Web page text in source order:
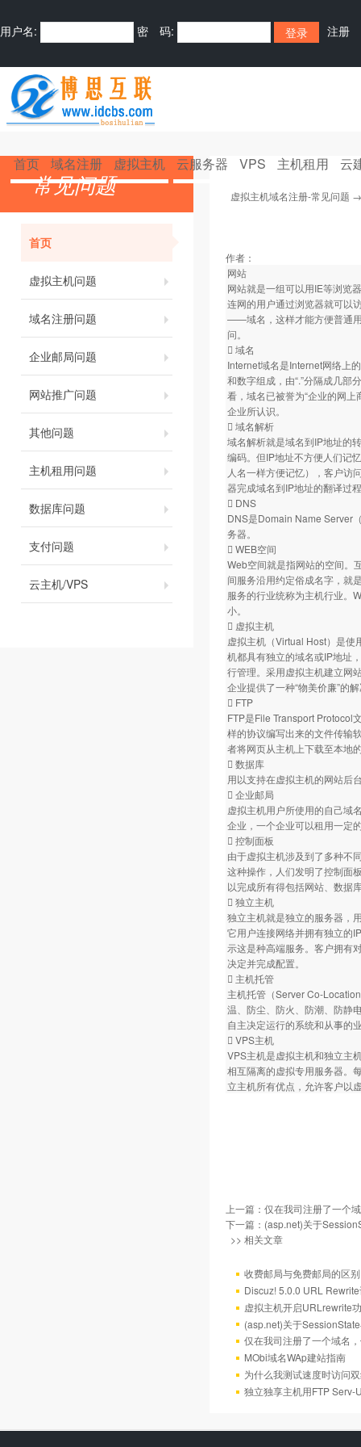
用户名: 密 码: 注册
首页 域名注册 虚拟主机 云服务器 VPS 主机租用 云
常见问题
首页
虚拟主机问题
域名注册问题
企业邮局问题
网站推广问题
其他问题
主机租用问题
数据库问题
支付问题
云主机/VPS
虚拟主机域名注册-常见问题
作者：
网站
网站就是一组可以用IE等浏览
连网的用户通过浏览器就可以
——域名，这样才能方便普通
问。
 域名
Internet域名是Internet网络上
和数字组成，由“.”分隔成几部
看，域名已被誉为“企业的网
企业所认识。
 域名解析
域名解析就是域名到IP地址的
编码。但IP地址不方便人们记
人名一样方便记忆），客户访
器完成域名到IP地址的翻译过
 DNS
DNS是Domain Name Server
务器。
 WEB空间
Web空间就是指网站的空间。
间服务沿用约定俗成名字，就
服务的行业统称为主机行业。
小。
 虚拟主机
虚拟主机（Virtual Host）是使
机都具有独立的域名或IP地址
行管理。采用虚拟主机建立网
企业提供了一种“物美价廉”的
 FTP
FTP是File Transport Protocol
样的协议编写出来的文件传输
者将网页从主机上下载至本地
 数据库
用以支持在虚拟主机的网站后
 企业邮局
虚拟主机用户所使用的自己域
企业，一个企业可以租用一定
 控制面板
由于虚拟主机涉及到了多种不
这种操作，人们发明了控制面
以完成所有得包括网站、数据
 独立主机
独立主机就是独立的服务器，
它用户连接网络并拥有独立的
示这是种高端服务。客户拥有
决定并完成配置。
 主机托管
主机托管（Server Co-
温、防尘、防火、防潮、防静
自主决定运行的系统和从事的
 VPS主机
VPS主机是虚拟主机和独立主
相互隔离的虚拟专用服务器。
立主机所有优点，允许客户以
上一篇： 仅在我司注册了一个
下一篇： (asp.net)关于
>> 相关文章
收费邮局与免费邮局的区别
Discuz! 5.0.0 URL
虚拟主机开启URLrewrite
(asp.net)关于
仅在我司注册了一个域名
MObi域名WAp建站指南
为什么我测试速度时访问
独立独享主机用FTP Serv-